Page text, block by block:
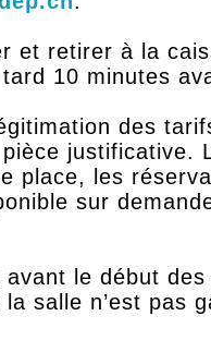
et retirer à la
10 minutes
des
justificative.
place, les
sur
le début
la salle n’est pas